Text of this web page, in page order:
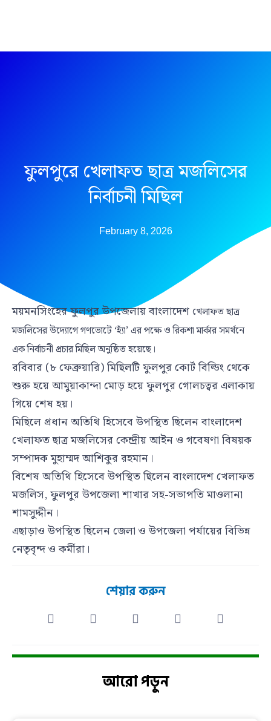
ফুলপুরে খেলাফত ছাত্র মজলিসের
নির্বাচনী মিছিল
February 8, 2026
ময়মনসিংহের ফুলপুর উপজেলায় বাংলাদেশ খেলাফত ছাত্র
মজলিসের উদ্যোগে গণভোটে ‘হ্যাঁ’ এর পক্ষে ও রিকশা মার্কার সমর্থনে
এক নির্বাচনী প্রচার মিছিল অনুষ্ঠিত হয়েছে।
রবিবার (৮ ফেব্রুয়ারি) মিছিলটি ফুলপুর কোর্ট বিল্ডিং থেকে
শুরু হয়ে আমুয়াকান্দা মোড় হয়ে ফুলপুর গোলচত্বর এলাকায়
গিয়ে শেষ হয়।
মিছিলে প্রধান অতিথি হিসেবে উপস্থিত ছিলেন বাংলাদেশ
খেলাফত ছাত্র মজলিসের কেন্দ্রীয় আইন ও গবেষণা বিষয়ক
সম্পাদক মুহাম্মদ আশিকুর রহমান।
বিশেষ অতিথি হিসেবে উপস্থিত ছিলেন বাংলাদেশ খেলাফত
মজলিস, ফুলপুর উপজেলা শাখার সহ-সভাপতি মাওলানা
শামসুদ্দীন।
এছাড়াও উপস্থিত ছিলেন জেলা ও উপজেলা পর্যায়ের বিভিন্ন
নেতৃবৃন্দ ও কর্মীরা।
শেয়ার করুন
আরো পড়ুন